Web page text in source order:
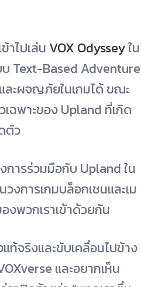
าไปเล่น VOX Odysseyใน
บ Text-Based Adventure
ละผจญภัยในเกมได้ ขณะ
เฉพาะของ Upland ที่เกิด
ตัว
การร่วมมือกับ Upland ใน
งการเกมบล็อกเชนและเม
งพวกเราเข้าด้วยกัน
ท้จริงและขับเคลื่อนไปข้าง
และอยากเห็น